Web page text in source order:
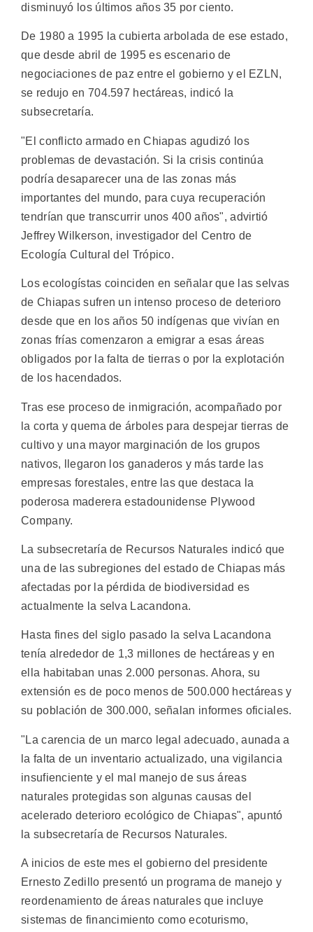
disminuyó los últimos años 35 por ciento.
De 1980 a 1995 la cubierta arbolada de ese estado,
que desde abril de 1995 es escenario de
negociaciones de paz entre el gobierno y el EZLN,
se redujo en 704.597 hectáreas, indicó la
subsecretaría.
"El conflicto armado en Chiapas agudizó los
problemas de devastación. Si la crisis continúa
podría desaparecer una de las zonas más
importantes del mundo, para cuya recuperación
tendrían que transcurrir unos 400 años", advirtió
Jeffrey Wilkerson, investigador del Centro de
Ecología Cultural del Trópico.
Los ecologístas coinciden en señalar que las selvas
de Chiapas sufren un intenso proceso de deterioro
desde que en los años 50 indígenas que vivían en
zonas frías comenzaron a emigrar a esas áreas
obligados por la falta de tierras o por la explotación
de los hacendados.
Tras ese proceso de inmigración, acompañado por
la corta y quema de árboles para despejar tierras de
cultivo y una mayor marginación de los grupos
nativos, llegaron los ganaderos y más tarde las
empresas forestales, entre las que destaca la
poderosa maderera estadounidense Plywood
Company.
La subsecretaría de Recursos Naturales indicó que
una de las subregiones del estado de Chiapas más
afectadas por la pérdida de biodiversidad es
actualmente la selva Lacandona.
Hasta fines del siglo pasado la selva Lacandona
tenía alrededor de 1,3 millones de hectáreas y en
ella habitaban unas 2.000 personas. Ahora, su
extensión es de poco menos de 500.000 hectáreas y
su población de 300.000, señalan informes oficiales.
"La carencia de un marco legal adecuado, aunada a
la falta de un inventario actualizado, una vigilancia
insufienciente y el mal manejo de sus áreas
naturales protegidas son algunas causas del
acelerado deterioro ecológico de Chiapas", apuntó
la subsecretaría de Recursos Naturales.
A inicios de este mes el gobierno del presidente
Ernesto Zedillo presentó un programa de manejo y
reordenamiento de áreas naturales que incluye
sistemas de financimiento como ecoturismo,